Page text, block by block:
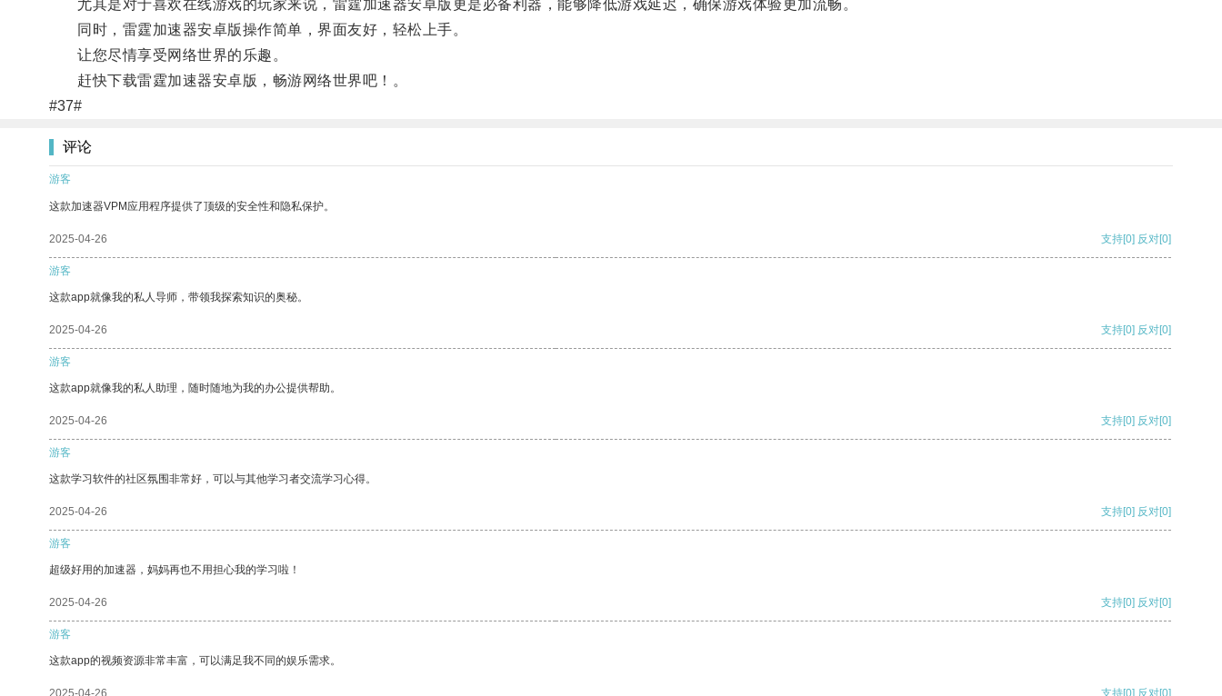
尤其是对于喜欢在线游戏的玩家来说，雷霆加速器安卓版更是必备利器，能够降低游戏延迟，确保游戏体验更加流畅。
同时，雷霆加速器安卓版操作简单，界面友好，轻松上手。
让您尽情享受网络世界的乐趣。
赶快下载雷霆加速器安卓版，畅游网络世界吧！。
#37#
评论
游客
这款加速器VPM应用程序提供了顶级的安全性和隐私保护。
2025-04-26 支持[0] 反对[0]
游客
这款app就像我的私人导师，带领我探索知识的奥秘。
2025-04-26 支持[0] 反对[0]
游客
这款app就像我的私人助理，随时随地为我的办公提供帮助。
2025-04-26 支持[0] 反对[0]
游客
这款学习软件的社区氛围非常好，可以与其他学习者交流学习心得。
2025-04-26 支持[0] 反对[0]
游客
超级好用的加速器，妈妈再也不用担心我的学习啦！
2025-04-26 支持[0] 反对[0]
游客
这款app的视频资源非常丰富，可以满足我不同的娱乐需求。
2025-04-26 支持[0] 反对[0]